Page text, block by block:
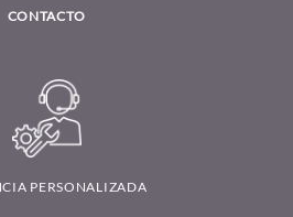
CONTACTO
PERSONALIZADA